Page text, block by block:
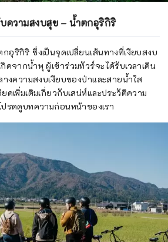
ความสงบสุข – น้ำตกอุริกิริ
อุริกิริ ซึ่งเป็นจุดเปลี่ยนเส้นทางที่เงียบสงบ
ดจากน้ำพุ ผู้เข้าร่วมทัวร์จะได้รับเวลาเดิน
งความสงบเงียบของป่าและสายน้ำใส
ดเพิ่มเติมเกี่ยวกับเสน่ห์และประวัติความ
รดดูบทความก่อนหน้าของเรา